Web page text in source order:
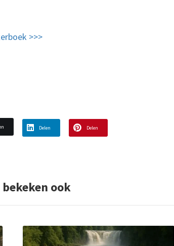
>>>
Delen Delen
ook